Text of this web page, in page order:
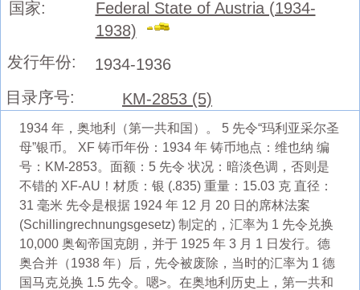
国家:
Federal State of Austria (1934-
1938)
发行年份:
1934-1936
目录序号:
KM-2853 (5)
1934 年，奥地利（第一共和国）。 5 先令“玛利亚采尔圣
母”银币。 XF 铸币年份：1934 年 铸币地点：维也纳 编
号：KM-2853。面额：5 先令 状况：暗淡色调，否则是
不错的 XF-AU！材质：银 (.835) 重量：15.03 克 直径：
31 毫米 先令是根据 1924 年 12 月 20 日的席林法案
(Schillingrechnungsgesetz) 制定的，汇率为 1 先令兑换
10,000 奥匈帝国克朗，并于 1925 年 3 月 1 日发行。德
奥合并（1938 年）后，先令被废除，当时的汇率为 1 德
国马克兑换 1.5 先令。嗯>。在奥地利历史上，第一共和